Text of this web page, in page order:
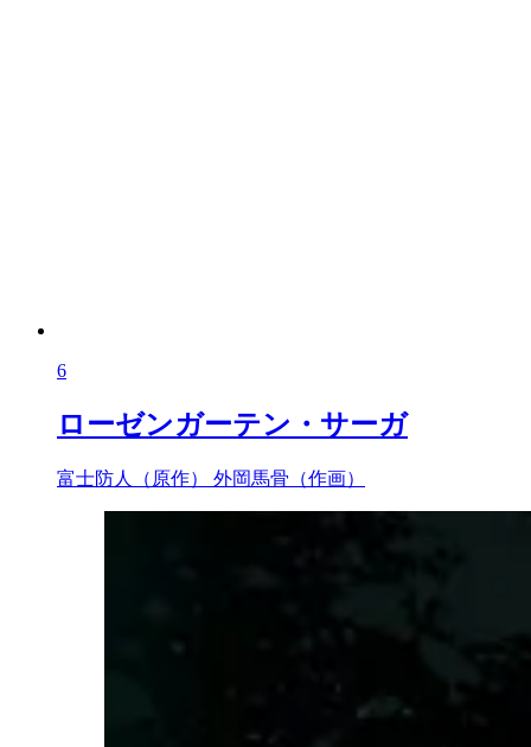
6
ローゼンガーテン・サーガ
富士防人（原作） 外岡馬骨（作画）